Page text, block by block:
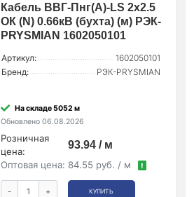
Кабель ВВГ-Пнг(А)-LS 2х2.5
ОК (N) 0.66кВ (бухта) (м) РЭК-
PRYSMIAN 1602050101
Артикул:
1602050101
Бренд:
РЭК-PRYSMIAN
На складе 5052 м
Обновлено 06.08.2026
Розничная
цена:
93.94 / м
Оптовая цена: 84.55 руб. / м !
- + КУПИТЬ